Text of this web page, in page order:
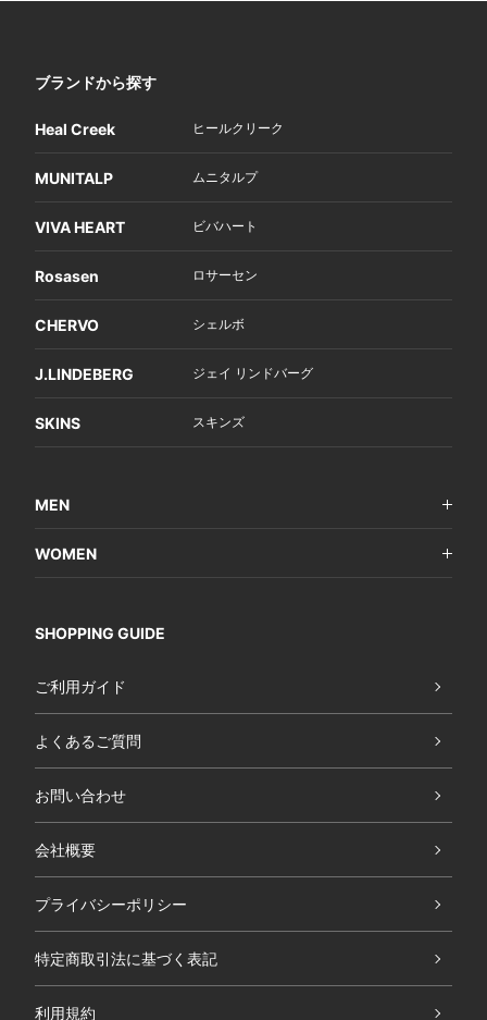
ブランドから探す
Heal Creek ヒールクリーク
MUNITALP ムニタルプ
VIVA HEART ビバハート
Rosasen ロサーセン
CHERVO シェルボ
J.LINDEBERG ジェイ リンドバーグ
SKINS スキンズ
MEN
WOMEN
SHOPPING GUIDE
ご利用ガイド
よくあるご質問
お問い合わせ
会社概要
プライバシーポリシー
特定商取引法に基づく表記
利用規約